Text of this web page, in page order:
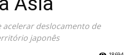
deslocamento de
japonês